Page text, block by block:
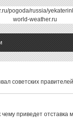
pogoda/russia/
world-weather.ru
советских
приведет отставка